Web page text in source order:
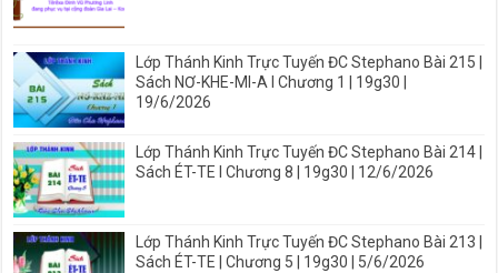
Lớp Thánh Kinh Trực Tuyến ĐC Stephano Bài 215 |
Sách NƠ-KHE-MI-A I Chương 1 | 19g30 |
19/6/2026
Lớp Thánh Kinh Trực Tuyến ĐC Stephano Bài 214 |
Sách ÉT-TE I Chương 8 | 19g30 | 12/6/2026
Lớp Thánh Kinh Trực Tuyến ĐC Stephano Bài 213 |
Sách ÉT-TE | Chương 5 | 19g30 | 5/6/2026